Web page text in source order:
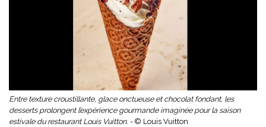
Entre texture croustillante, glace onctueuse et chocolat fondant, les
desserts prolongent l’expérience gourmande imaginée pour la saison
estivale du restaurant Louis Vuitton. - © Louis Vuitton